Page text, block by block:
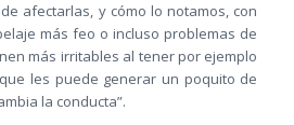
afectarlas, y cómo lo notamos, con
más feo o incluso problemas de
más irritables al tener por ejemplo
les puede generar un poquito de
la conducta”.